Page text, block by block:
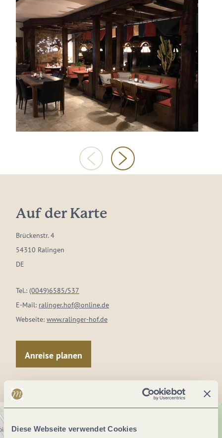
Diese Webseite verwendet Cookies
Auf der Karte
Brückenstr. 4
54310 Ralingen
DE
Tel.: (0049)6585/537
E-Mail: ralinger.hof@online.de
Webseite: www.ralinger-hof.de
Anreise planen